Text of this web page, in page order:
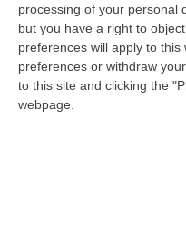
processing of your personal
but you have a right to
preferences will apply to
preferences or withdraw
to this site and clicking the
webpage.
definire. Sullo
federali in mat…
Pubblicato il: 19/06/26